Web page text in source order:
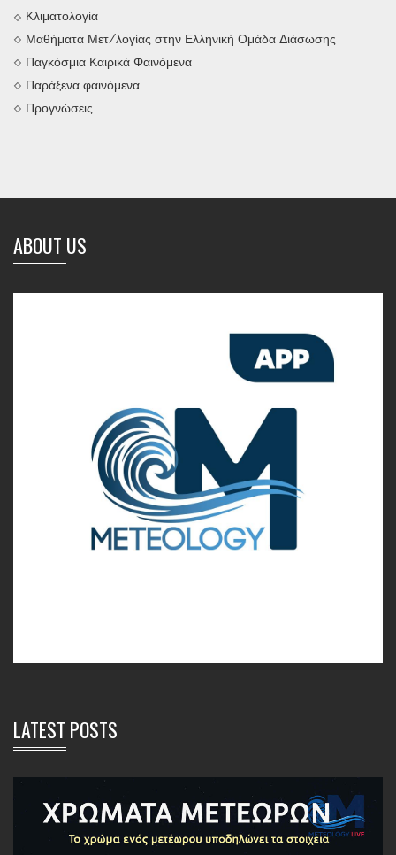
Κλιματολογία
Μαθήματα Μετ/λογίας στην Ελληνική Ομάδα Διάσωσης
Παγκόσμια Καιρικά Φαινόμενα
Παράξενα φαινόμενα
Προγνώσεις
ABOUT US
LATEST POSTS